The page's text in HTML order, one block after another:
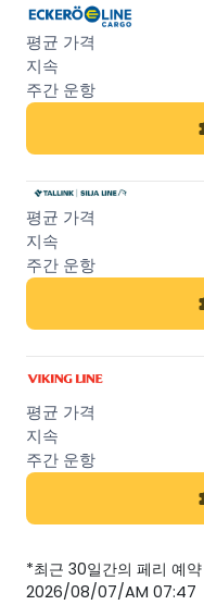
*최근 30일간의 페리 예
2026/08/07/AM 07:47